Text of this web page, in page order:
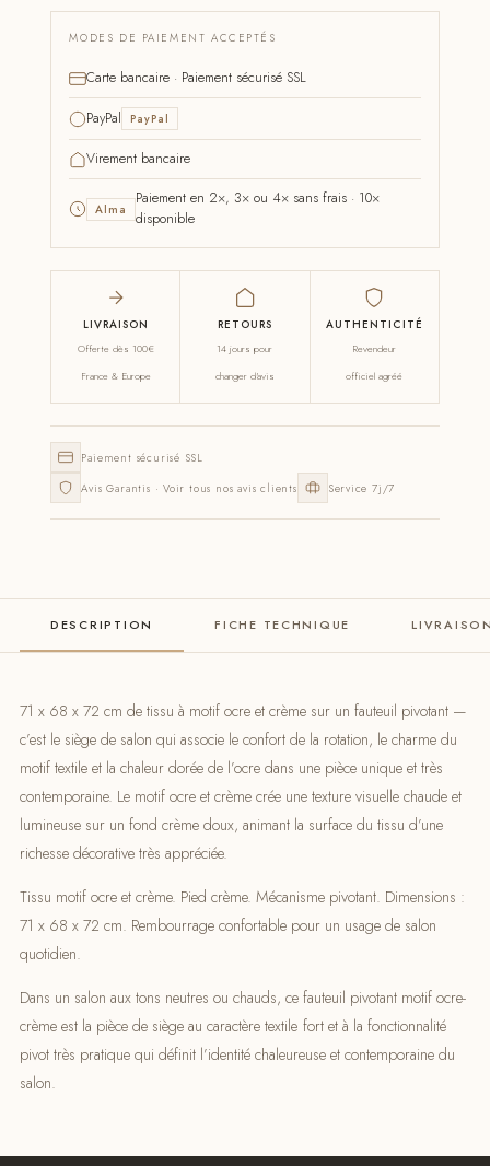
MODES DE PAIEMENT ACCEPTÉS
Carte bancaire · Paiement sécurisé SSL
PayPal PayPal
Virement bancaire
Alma
Paiement en 2×, 3× ou 4× sans frais · 10×
disponible
LIVRAISON
Offerte dès 100€
France & Europe
RETOURS
14 jours pour
changer d'avis
AUTHENTICITÉ
Revendeur
officiel agréé
Paiement sécurisé SSL
Avis Garantis · Voir tous nos avis clients
Service 7j/7
DESCRIPTION FICHE TECHNIQUE
71 x 68 x 72 cm de tissu à motif ocre et crème sur un fauteuil pivotant —
c’est le siège de salon qui associe le confort de la rotation, le charme du
motif textile et la chaleur dorée de l’ocre dans une pièce unique et très
contemporaine. Le motif ocre et crème crée une texture visuelle chaude et
lumineuse sur un fond crème doux, animant la surface du tissu d’une
richesse décorative très appréciée.
Tissu motif ocre et crème. Pied crème. Mécanisme pivotant. Dimensions :
71 x 68 x 72 cm. Rembourrage confortable pour un usage de salon
quotidien.
Dans un salon aux tons neutres ou chauds, ce fauteuil pivotant motif ocre-
crème est la pièce de siège au caractère textilе fort et à la fonctionnalité
pivot très pratique qui définit l’identité chaleureuse et contemporaine du
salon.